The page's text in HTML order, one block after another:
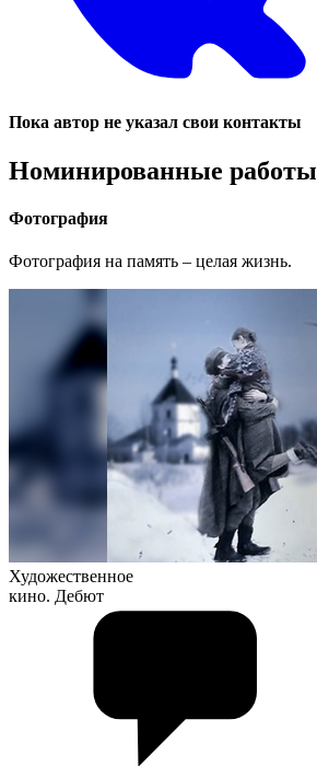
Пока автор не указал свои контакты
Номинированные работы
Фотография
Фотография на память – целая жизнь.
Художественное
кино. Дебют